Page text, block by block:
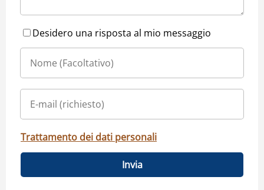
Desidero una risposta al mio messaggio
Trattamento dei dati personali
Invia